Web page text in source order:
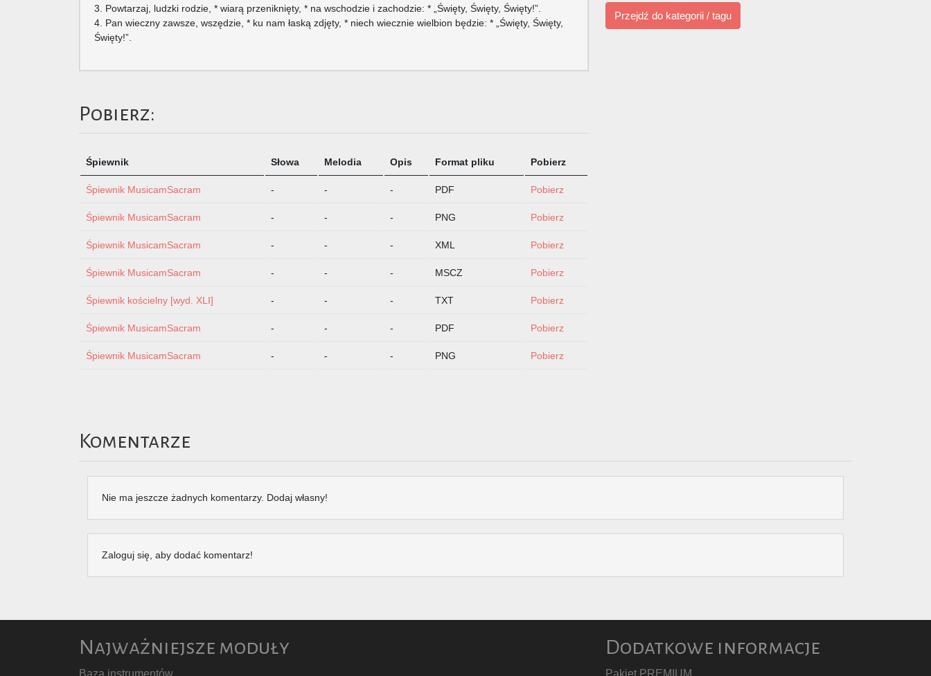
3. Powtarzaj, ludzki rodzie, * wiarą przeniknięty, * na wschodzie i zachodzie: * „Święty, Święty, Święty!”.
4. Pan wieczny zawsze, wszędzie, * ku nam łaską zdjęty, * niech wiecznie wielbion będzie: * „Święty, Święty,
Święty!”.
Pobierz:
Śpiewnik Słowa Melodia Opis Format pliku Pobierz
Śpiewnik MusicamSacram - - - PDF Pobierz
Śpiewnik MusicamSacram - - - PNG Pobierz
Śpiewnik MusicamSacram - - - XML Pobierz
Śpiewnik MusicamSacram - - - MSCZ Pobierz
Śpiewnik kościelny [wyd. XLI] - - - TXT Pobierz
Śpiewnik MusicamSacram - - - PDF Pobierz
Śpiewnik MusicamSacram - - - PNG Pobierz
Przejdź do kategorii / tagu
Komentarze
Nie ma jeszcze żadnych komentarzy. Dodaj własny!
Zaloguj się, aby dodać komentarz!
Najważniejsze moduły
Baza instrumentów
Dodatkowe informacje
Pakiet PREMIUM